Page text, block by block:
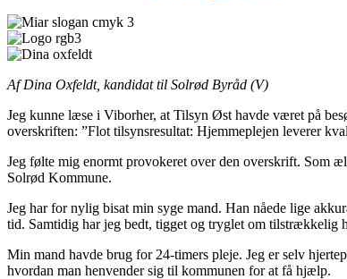
Af Dina Oxfeldt, kandidat til Solrød Byråd (V)
Jeg kunne læse i Viborher, at Tilsyn Øst havde været på
overskriften: ”Flot tilsynsresultat: Hjemmeplejen leverer
Jeg følte mig enormt provokeret over den overskrift. Som
Solrød Kommune.
Jeg har for nylig bisat min syge mand. Han nåede lige
tid. Samtidig har jeg bedt, tigget og tryglet om tilstrækkelig
Min mand havde brug for 24-timers pleje. Jeg er selv
hvordan man henvender sig til kommunen for at få hjælp.